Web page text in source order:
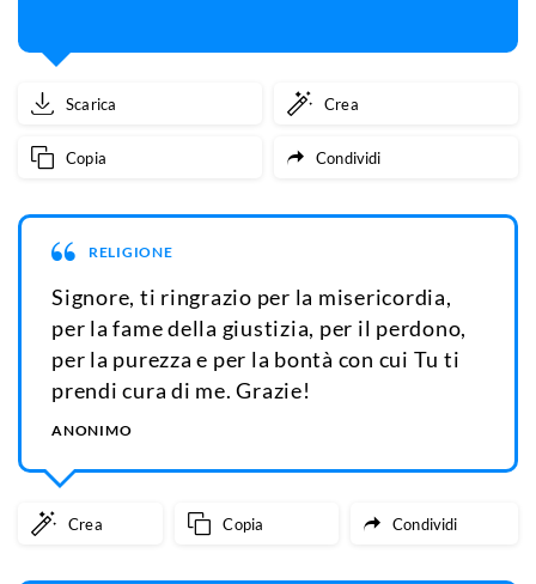
Scarica Crea
Copia Condividi
RELIGIONE
Signore, ti ringrazio per la misericordia,
per la fame della giustizia, per il perdono,
per la purezza e per la bontà con cui Tu ti
prendi cura di me. Grazie!
ANONIMO
Crea Copia Condividi